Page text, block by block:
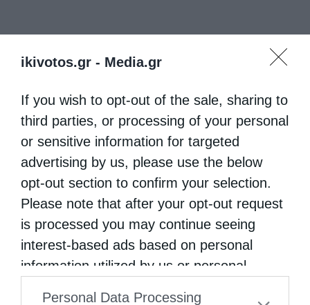
ikivotos.gr - Media.gr
If you wish to opt-out of the sale, sharing to
third parties, or processing of your personal
or sensitive information for targeted
advertising by us, please use the below
opt-out section to confirm your selection.
Please note that after your opt-out request
is processed you may continue seeing
interest-based ads based on personal
information utilized by us or personal
Personal Data Processing
ΜΟΙΡΑΣΟΥ 0
Προηγούμενο άρθρο
Τί είναι η Παλαιά Διαθήκη; (η) Η ΜΥΣΤΙΚΗ ΛΑΒΙΔΑ (Από την
εορτή της Υπαπαντής)
Στήριξη μητροπόλεων μέσω ΕΣΠΑ